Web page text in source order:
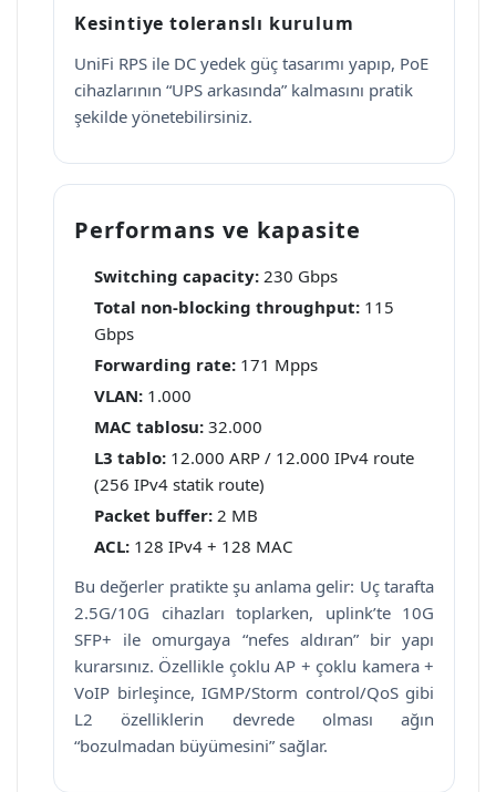
Kesintiye toleranslı kurulum
UniFi RPS ile DC yedek güç tasarımı yapıp, PoE
cihazlarının “UPS arkasında” kalmasını pratik
şekilde yönetebilirsiniz.
Performans ve kapasite
Switching capacity: 230 Gbps
Total non-blocking throughput: 115
Gbps
Forwarding rate: 171 Mpps
VLAN: 1.000
MAC tablosu: 32.000
L3 tablo: 12.000 ARP / 12.000 IPv4 route
(256 IPv4 statik route)
Packet buffer: 2 MB
ACL: 128 IPv4 + 128 MAC
Bu değerler pratikte şu anlama gelir: Uç tarafta
2.5G/10G cihazları toplarken, uplink’te 10G
SFP+ ile omurgaya “nefes aldıran” bir yapı
kurarsınız. Özellikle çoklu AP + çoklu kamera +
VoIP birleşince, IGMP/Storm control/QoS gibi
L2 özelliklerin devrede olması ağın
“bozulmadan büyümesini” sağlar.